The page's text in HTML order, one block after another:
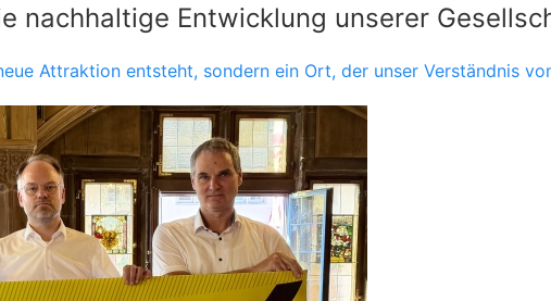
nachhaltige Entwicklung unserer
Attraktion entsteht, sondern ein Ort, der unser Verständnis